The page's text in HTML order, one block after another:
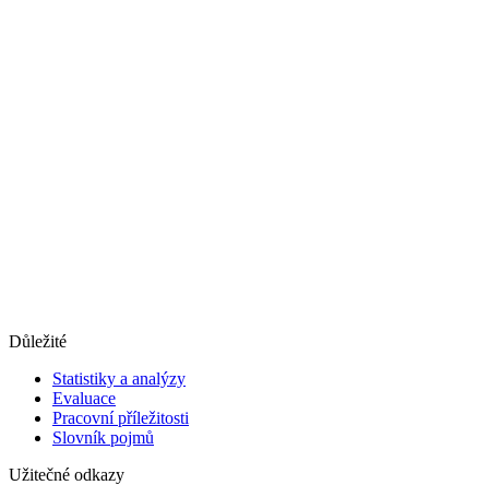
Důležité
Statistiky a analýzy
Evaluace
Pracovní příležitosti
Slovník pojmů
Užitečné odkazy